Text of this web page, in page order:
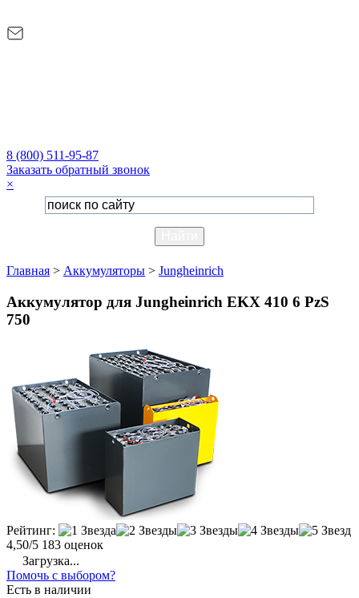
8 (800) 511-95-87
Заказать обратный звонок
×
Главная > Аккумуляторы > Jungheinrich
Аккумулятор для Jungheinrich EKX 410 6 PzS
750
Рейтинг:
4,50/5 183 оценок
Загрузка...
Помочь с выбором?
Есть в наличии